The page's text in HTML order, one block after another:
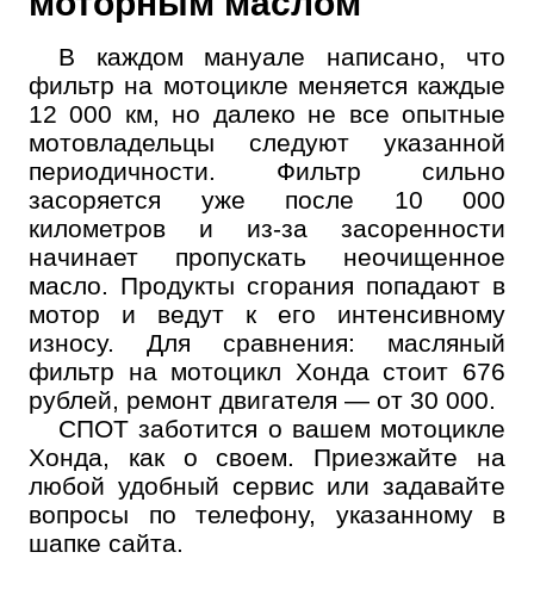
В каждом мануале написано, что
фильтр на мотоцикле меняется каждые
12 000 км, но далеко не все опытные
мотовладельцы следуют указанной
периодичности. Фильтр сильно
засоряется уже после 10 000
километров и из-за засоренности
начинает пропускать неочищенное
масло. Продукты сгорания попадают в
мотор и ведут к его интенсивному
износу. Для сравнения: масляный
фильтр на мотоцикл Хонда стоит 676
рублей, ремонт двигателя — от 30 000.
СПОТ заботится о вашем мотоцикле
Хонда, как о своем. Приезжайте на
любой удобный сервис или задавайте
вопросы по телефону, указанному в
шапке сайта.